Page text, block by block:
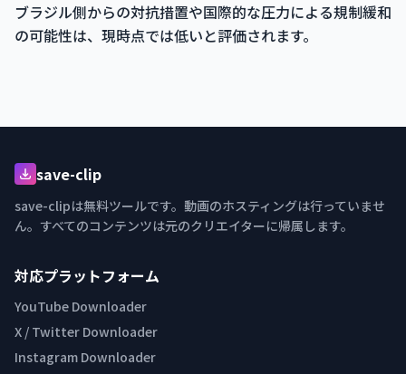
ブラジル側からの対抗措置や国際的な圧力による規制緩和
の可能性は、現時点では低いと評価されます。
save-clip
save-clipは無料ツールです。動画のホスティングは行っていませ
ん。すべてのコンテンツは元のクリエイターに帰属します。
対応プラットフォーム
YouTube Downloader
X / Twitter Downloader
Instagram Downloader